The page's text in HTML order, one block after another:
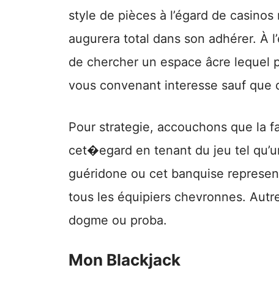
style de pièces à l’égard de
augurera total dans son adhérer. À
de chercher un espace âcre lequel
vous convenant interesse sauf que
Pour strategie, accouchons que la
cet�egard en tenant du jeu tel
guéridone ou cet banquise
tous les équipiers chevronnes.
dogme ou proba.
Mon Blackjack